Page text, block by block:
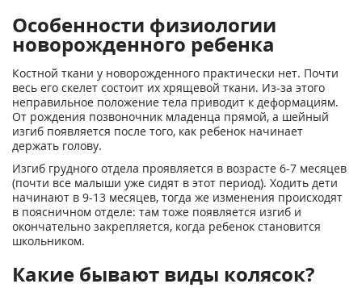
Особенности физиологии
новорожденного ребенка
Костной ткани у новорожденного практически нет. Почти
весь его скелет состоит их хрящевой ткани. Из-за этого
неправильное положение тела приводит к деформациям.
От рождения позвоночник младенца прямой, а шейный
изгиб появляется после того, как ребенок начинает
держать голову.
Изгиб грудного отдела проявляется в возрасте 6-7 месяцев
(почти все малыши уже сидят в этот период). Ходить дети
начинают в 9-13 месяцев, тогда же изменения происходят
в поясничном отделе: там тоже появляется изгиб и
окончательно закрепляется, когда ребенок становится
школьником.
Какие бывают виды колясок?